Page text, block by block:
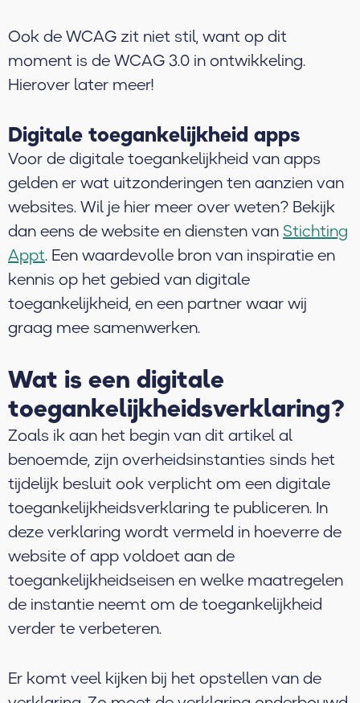
Ook de WCAG zit niet stil, want op dit
moment is de WCAG 3.0 in ontwikkeling.
Hierover later meer!
Digitale toegankelijkheid apps
Voor de digitale toegankelijkheid van apps
gelden er wat uitzonderingen ten aanzien van
websites. Wil je hier meer over weten? Bekijk
dan eens de website en diensten vanStichting
Appt. Een waardevolle bron van inspiratie en
kennis op het gebied van digitale
toegankelijkheid, en een partner waar wij
graag mee samenwerken.
Wat is een digitale
toegankelijkheidsverklaring?
Zoals ik aan het begin van dit artikel al
benoemde, zijn overheidsinstanties sinds het
tijdelijk besluit ook verplicht om een digitale
toegankelijkheidsverklaring te publiceren. In
deze verklaring wordt vermeld in hoeverre de
website of app voldoet aan de
toegankelijkheidseisen en welke maatregelen
de instantie neemt om de toegankelijkheid
verder te verbeteren.
Er komt veel kijken bij het opstellen van de